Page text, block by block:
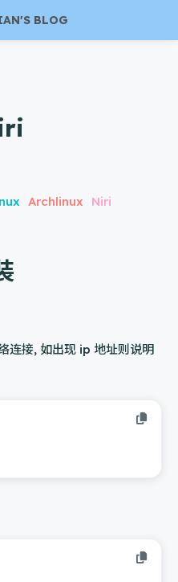
BLOG
Archlinux Niri
连接, 如出现 ip 地址则说明